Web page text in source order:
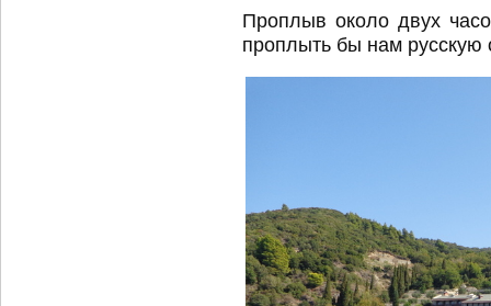
Проплыв около двух
проплыть бы нам русскую